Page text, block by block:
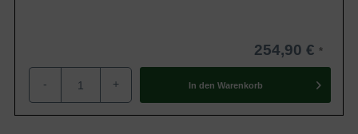
254,90 €
- + In den Warenkorb